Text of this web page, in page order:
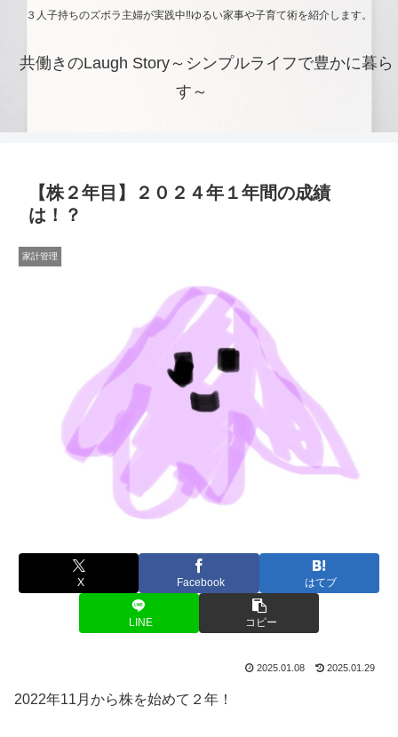
３人子持ちのズボラ主婦が実践中‼ゆるい家事や子育て術を紹介します。
共働きのLaugh Story～シンプルライフで豊かに暮ら
す～
【株２年目】２０２４年１年間の成績
は！？
家計管理
X Facebook はてブ
LINE コピー
2025.01.08 2025.01.29
2022年11月から株を始めて２年！